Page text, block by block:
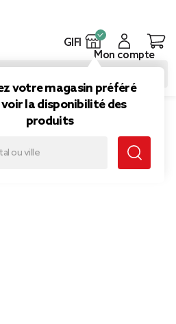
GIFI
votre magasin préféré
la disponibilité des
produits
Mon compte
pliable
1000-